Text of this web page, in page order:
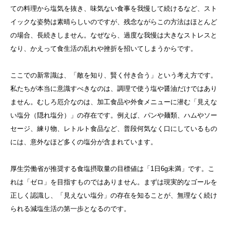
ての料理から塩気を抜き、味気ない食事を我慢して続けるなど、スト
イックな姿勢は素晴らしいのですが、残念ながらこの方法はほとんど
の場合、長続きしません。なぜなら、過度な我慢は大きなストレスと
なり、かえって食生活の乱れや挫折を招いてしまうからです。
ここでの新常識は、「敵を知り、賢く付き合う」という考え方です。
私たちが本当に意識すべきなのは、調理で使う塩や醤油だけではあり
ません。むしろ厄介なのは、加工食品や外食メニューに潜む「見えな
い塩分（隠れ塩分）」の存在です。例えば、パンや麺類、ハムやソー
セージ、練り物、レトルト食品など、普段何気なく口にしているもの
には、意外なほど多くの塩分が含まれています。
厚生労働省が推奨する食塩摂取量の目標値は「1日6g未満」です。こ
れは「ゼロ」を目指すものではありません。まずは現実的なゴールを
正しく認識し、「見えない塩分」の存在を知ることが、無理なく続け
られる減塩生活の第一歩となるのです。